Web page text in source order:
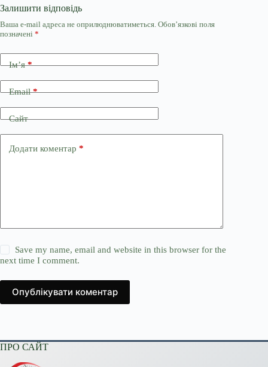
Залишити відповідь
Ваша e-mail адреса не оприлюднюватиметься. Обов’язкові поля
позначені *
Ім’я*
Email*
Сайт
Додати коментар *
Save my name, email and website in this browser for the
next time I comment.
Опублікувати коментар
ПРО САЙТ